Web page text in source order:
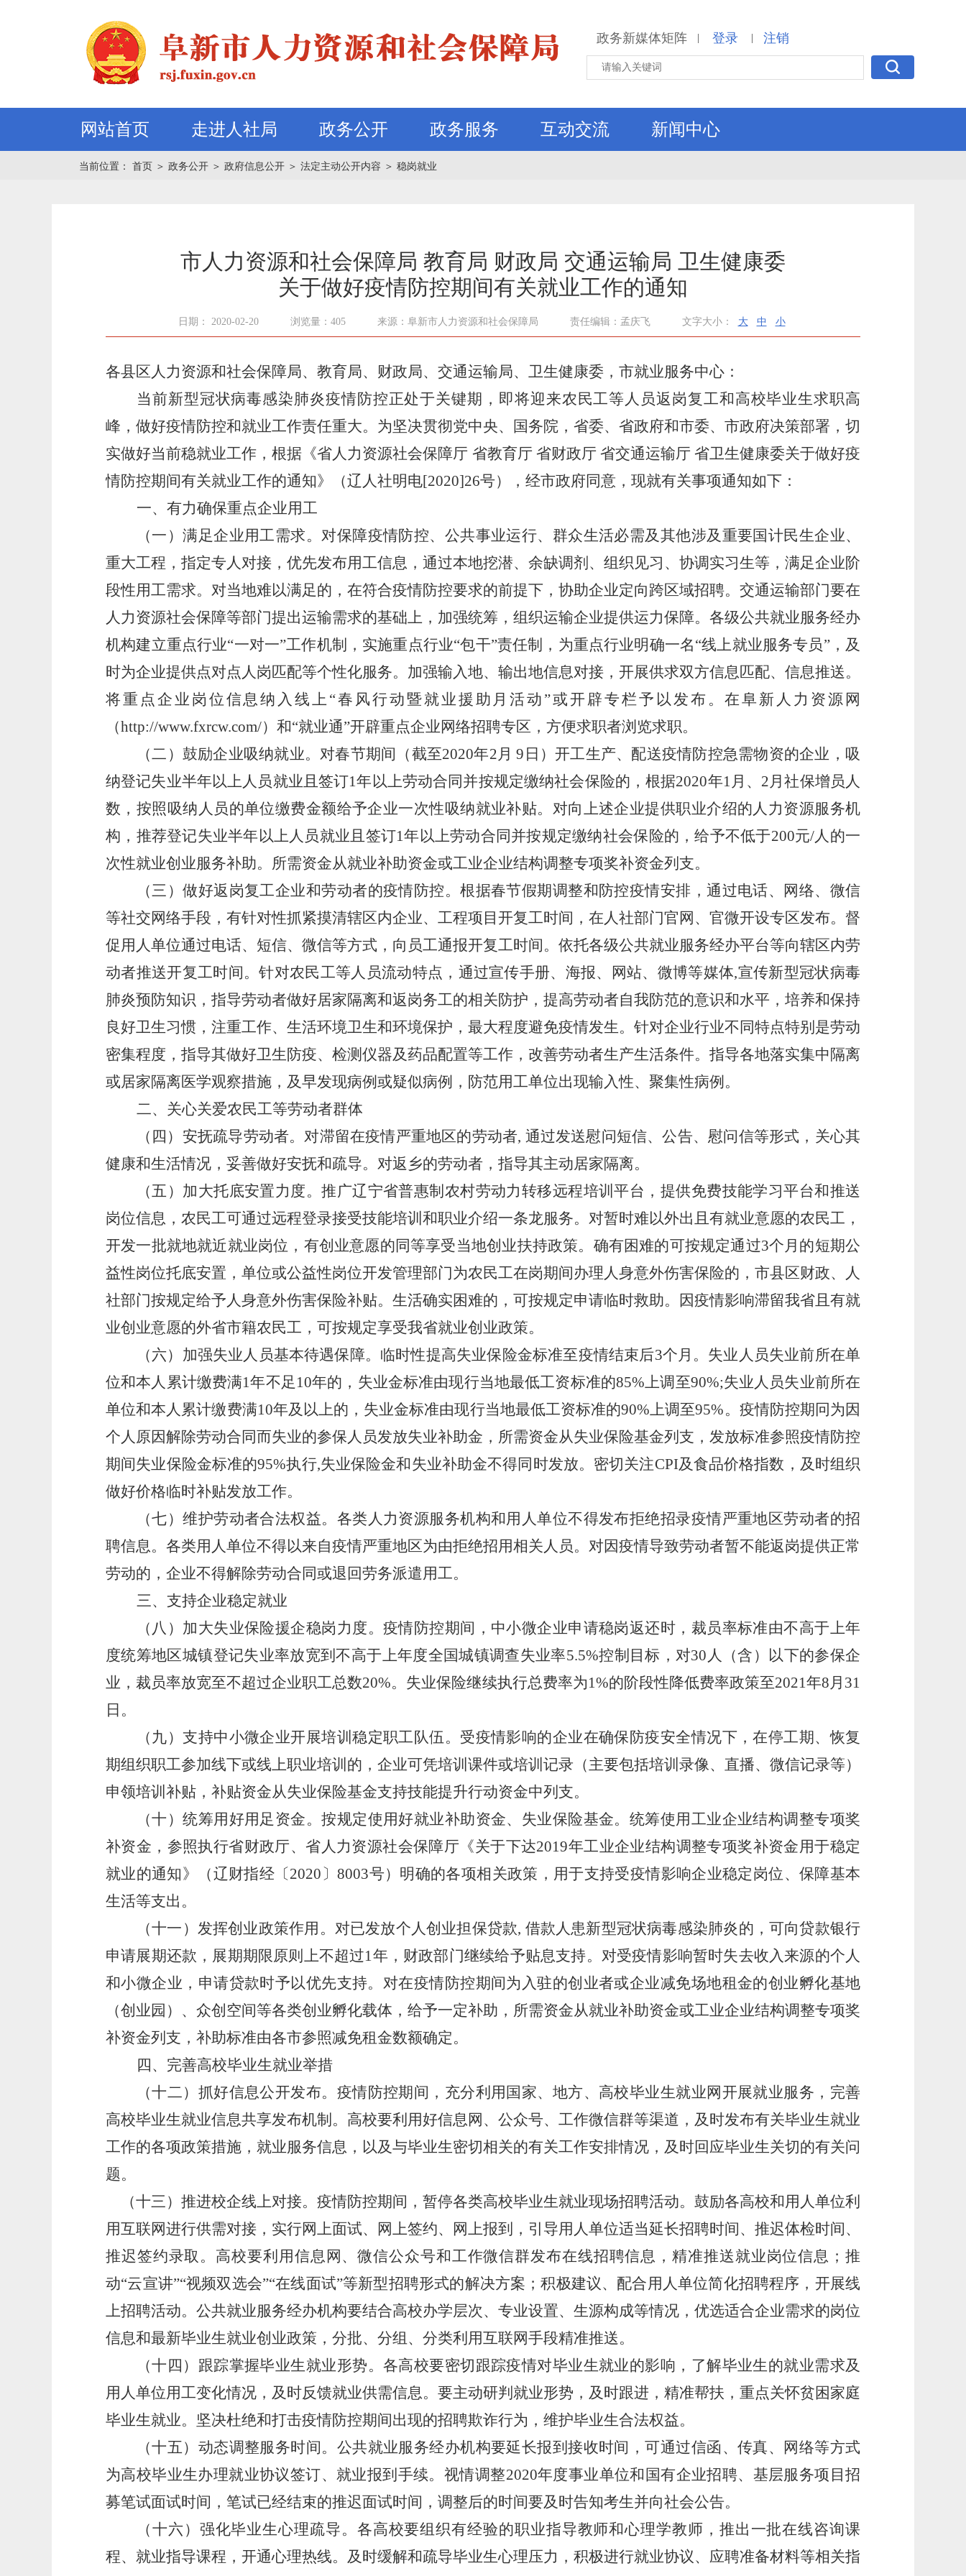
政务新媒体矩阵 | 登录 | 注销
网站首页 走进人社局 政务公开 政务服务 互动交流 新闻中心
当前位置： 首页 ＞ 政务公开 ＞ 政府信息公开 ＞ 法定主动公开内容 ＞ 稳岗就业
市人力资源和社会保障局 教育局 财政局 交通运输局 卫生健康委
关于做好疫情防控期间有关就业工作的通知
日期： 2020-02-20 浏览量：405 来源：阜新市人力资源和社会保障局 责任编辑：孟庆飞 文字大小： 大 中 小
各县区人力资源和社会保障局、教育局、财政局、交通运输局、卫生健康委，市就业服务中心 ：
当前新型冠状病毒感染肺炎疫情防控正处于关键期 ， 即将迎来农民工等人员返岗复工和高校毕业生求职高
峰，做好疫情防控和就业工作责任重大。 为坚决贯彻党中央、国务院 ， 省委、省政府和市委、市政府决策部署，切
实做好当前稳就业工作，根据《省人力资源社会保障厅 省教育厅 省财政厅 省交通运输厅 省卫生健康委关于做好疫
情防控期间有关就业工作的通知》（辽人社明电[2020]26号）， 经市政府同意，现就有关事项通知如下：
一、有力确保重点企业用工
（一）满足企业用工需求。对保障疫情防控、公共事业运行、群众生活必需及其他涉及重要国计民生企业、
重大工程，指定专人对接，优先发布用工信息 ， 通过本地挖潜、余缺调剂、组织见习、协调实习生等，满足企业阶
段性用工需求。对当地难以满足的，在符合疫情防控要求的前提下，协助企业定向跨区域招聘。交通运输部门要在
人力资源社会保障等部门提出运输需求的基础上 ， 加强统筹，组织运输企业提供运力保障。各级公共就业服务经办
机构建立重点行业“一对一”工作机制，实施重点行业“包干”责任制，为重点行业明确一名“线上就业服务专员”，及
时为企业提供点对点人岗匹配等个性化服务。加强输入地、输出地信息对接，开展供求双方信息匹配、信息推送。
将重点企业岗位信息纳入线上“春风行动暨就业援助月活动”或开辟专栏予以发布。在阜新人力资源网
（http://www.fxrcw.com/） 和“就业通”开辟重点企业网络招聘专区，方便求职者浏览求职。
（二）鼓励企业吸纳就业。对春节期间（截至2020年2月 9日）开工生产、配送疫情防控急需物资的企业，吸
纳登记失业半年以上人员就业且签订1年以上劳动合同并按规定缴纳社会保险的，根据2020年1月、2月社保增员人
数，按照吸纳人员的单位缴费金额给予企业一次性吸纳就业补贴。对向上述企业提供职业介绍的人力资源服务机
构，推荐登记失业半年以上人员就业且签订1年以上劳动合同并按规定缴纳社会保险的，给予不低于200元/人的一
次性就业创业服务补助。所需资金从就业补助资金或工业企业结构调整专项奖补资金列支。
（三）做好返岗复工企业和劳动者的疫情防控。根据春节假期调整和防控疫情安排，通过电话、网络、微信
等社交网络手段，有针对性抓紧摸清辖区内企业、工程项目开复工时间，在人社部门官网、官微开设专区发布。督
促用人单位通过电话、短信、微信等方式，向员工通报开复工时间。依托各级公共就业服务经办平台等向辖区内劳
动者推送开复工时间。针对农民工等人员流动特点，通过宣传手册、海报、网站、微博等媒体,宣传新型冠状病毒
肺炎预防知识，指导劳动者做好居家隔离和返岗务工的相关防护，提高劳动者自我防范的意识和水平，培养和保持
良好卫生习惯，注重工作、生活环境卫生和环境保护，最大程度避免疫情发生。针对企业行业不同特点特别是劳动
密集程度，指导其做好卫生防疫、检测仪器及药品配置等工作，改善劳动者生产生活条件。指导各地落实集中隔离
或居家隔离医学观察措施，及早发现病例或疑似病例，防范用工单位出现输入性、聚集性病例。
二、关心关爱农民工等劳动者群体
（四 ） 安抚疏导劳动者。对滞留在疫情严重地区的劳动者, 通过发送慰问短信、公告、慰问信等形式 ， 关心其
健康和生活情况，妥善做好安抚和疏导。对返乡的劳动者，指导其主动居家隔离。
（五）加大托底安置力度。推广辽宁省普惠制农村劳动力转移远程培训平台，提供免费技能学习平台和推送
岗位信息，农民工可通过远程登录接受技能培训和职业介绍一条龙服务。对暂时难以外出且有就业意愿的农民工，
开发一批就地就近就业岗位，有创业意愿的同等享受当地创业扶持政策。确有困难的可按规定通过3个月的短期公
益性岗位托底安置 ，单位或公益性岗位开发管理部门为农民工在岗期间办理人身意外伤害保险的，市县区财政、人
社部门按规定给予人身意外伤害保险补贴。 生活确实困难的，可按规定申请临时救助。
因疫情影响滞留我省且有就
业创业意愿的外省市籍农民工，可按规定享受我省就业创业政策。
（六）加强失业人员基本待遇保障。临时性提高失业保险金标准至疫情结束后3个月。失业人员失业前所在单
位和本人累计缴费满1年不足10年的，失业金标准由现行当地最低工资标准的85%上调至90%;失业人员失业前所在
单位和本人累计缴费满10年及以上的 ， 失业金标准由现行当地最低工资标准的90%上调至95%。 疫情防控期冋为因
个人原因解除劳动合同而失业的参保人员发放失业补助金，所需资金从失业保险基金列支 ， 发放标准参照疫情防控
期间失业保险金标准的95%执行,失业保险金和失业补助金不得同时发放。密切关注CPI及食品价格指数，及时组织
做好价格临时补贴发放工作。
（七）维护劳动者合法权益。各类人力资源服务机构和用人单位不得发布拒绝招录疫情严重地区劳动者的招
聘信息。各类用人单位不得以来自疫情严重地区为由拒绝招用相关人员。对因疫情导致劳动者暂不能返岗提供正常
劳动的，企业不得解除劳动合同或退回劳务派遣用工。
三、支持企业稳定就业
（八）加大失业保险援企稳岗力度。疫情防控期间，中小微企业申请稳岗返还时，裁员率标准由不高于上年
度统筹地区城镇登记失业率放宽到不高于上年度全国城镇调查失业率5.5%控制目标，对30人（含）以下的参保企
业，裁员率放宽至不超过企业职工总数20%。失业保险继续执行总费率为1%的阶段性降低费率政策至2021年8月31
日。
（九）支持中小微企业开展培训稳定职工队伍。受疫情影响的企业在确保防疫安全情况下，在停工期、恢复
期组织职工参加线下或线上职业培训的，企业可凭培训课件或培训记录（主要包括培训录像、直播、微信记录等）
申领培训补贴，补贴资金从失业保险基金支持技能提升行动资金中列支。
（十）统筹用好用足资金。按规定使用好就业补助资金、失业保险基金。统筹使用工业企业结构调整专项奖
补资金，参照执行省财政厅、省人力资源社会保障厅《关于下达2019年工业企业结构调整专项奖补资金用于稳定
就业的通知》（辽财指经〔2020〕8003号）明确的各项相关政策，用于支持受疫情影响企业稳定岗位、保障基本
生活等支出。
（十一）发挥创业政策作用。对已发放个人创业担保贷款, 借款人患新型冠状病毒感染肺炎的，可向贷款银行
申请展期还款，展期期限原则上不超过1年，财政部门继续给予贴息支持。对受疫情影响暂时失去收入来源的个人
和小微企业，申请贷款时予以优先支持。对在疫情防控期间为入驻的创业者或企业减免场地租金的创业孵化基地
（创业园）、众创空间等各类创业孵化载体，给予一定补助，所需资金从就业补助资金或工业企业结构调整专项奖
补资金列支，补助标准由各市参照减免租金数额确定。
四、完善高校毕业生就业举措
（十二）抓好信息公开发布。疫情防控期间，充分利用国家、地方、高校毕业生就业网开展就业服务，完善
高校毕业生就业信息共享发布机制。高校要利用好信息网、公众号、工作微信群等渠道，及时发布有关毕业生就业
工作的各项政策措施，就业服务信息，以及与毕业生密切相关的有关工作安排情况 ， 及时回应毕业生关切的有关问
题。
（十三）推进校企线上对接。疫情防控期间 ， 暂停各类高校毕业生就业现场招聘活动。鼓励各高校和用人单位利
用互联网进行供需对接，实行网上面试、网上签约、网上报到，引导用人单位适当延长招聘时间、推迟体检时间、
推迟签约录取。高校要利用信息网、微信公众号和工作微信群发布在线招聘信息，精准推送就业岗位信息；推
动“云宣讲”“视频双选会”“在线面试”等新型招聘形式的解决方案；积极建议、配合用人单位简化招聘程序，开展线
上招聘活动。公共就业服务经办机构要结合高校办学层次、专业设置、生源构成等情况，优选适合企业需求的岗位
信息和最新毕业生就业创业政策，分批、分组、分类利用互联网手段精准推送。
（十四）跟踪掌握毕业生就业形势。各高校要密切跟踪疫情对毕业生就业的影响 ， 了解毕业生的就业需求及
用人单位用工变化情况，及时反馈就业供需信息。要主动研判就业形势，及时跟进，精准帮扶，重点关怀贫困家庭
毕业生就业。坚决杜绝和打击疫情防控期间出现的招聘欺诈行为，维护毕业生合法权益。
（十五）动态调整服务时间。公共就业服务经办机构要延长报到接收时间，可通过信函、传真、网络等方式
为高校毕业生办理就业协议签订、就业报到手续。视情调整2020年度事业单位和国有企业招聘、基层服务项目招
募笔试面试时间，笔试已经结束的推迟面试时间 ， 调整后的时间要及时告知考生并向社会公告。
（十六）强化毕业生心理疏导。各高校要组织有经验的职业指导教师和心理学教师，推出一批在线咨询课
程、就业指导课程，开通心理热线。及时缓解和疏导毕业生心理压力，积极进行就业协议、应聘准备材料等相关指